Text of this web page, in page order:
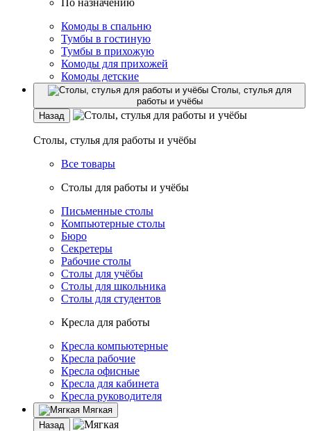
По назначению
Комоды в спальню
Тумбы в гостиную
Тумбы в прихожую
Комоды для прихожей
Комоды детские
Столы, стулья для
работы и учёбы
Назад
Столы, стулья для работы и учёбы
Все товары
Столы для работы и учёбы
Письменные столы
Компьютерные столы
Бюро
Секретеры
Рабочие столы
Столы для учёбы
Столы для школьника
Столы для студентов
Кресла для работы
Кресла компьютерные
Кресла рабочие
Кресла офисные
Кресла для кабинета
Кресла руководителя
Мягкая
Назад